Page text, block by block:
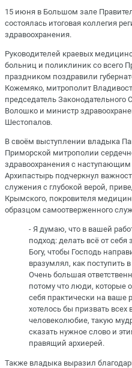
15 июня в Большом зале
состоялась итоговая коллегия
здравоохранения.
Руководителей краевых
больниц и поликлиник со всего
праздником поздравили
Кожемяко, митрополит
председатель Законодательного
Волошко и министр
Шестопалов.
В своём выступлении владыка
Приморской митрополии
здравоохранения с
Архипастырь подчеркнул
служения с глубокой верой,
Крымского, покровителя
образцом самоотверженного
- Я думаю, что в вашей
подход: делать всё от
Богу, чтобы Господь
вразумлял, как поступить
Очень большая
потому что люди, которые
себя практически на ваше
хотелось бы призвать всех
человеколюбие, такую
сказать нужное слово и
правящий архиерей.
Также владыка выразил